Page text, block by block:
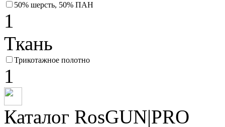
50% шерсть, 50% ПАН
1
Ткань
Трикотажное полотно
1
Каталог RosGUN|PRO